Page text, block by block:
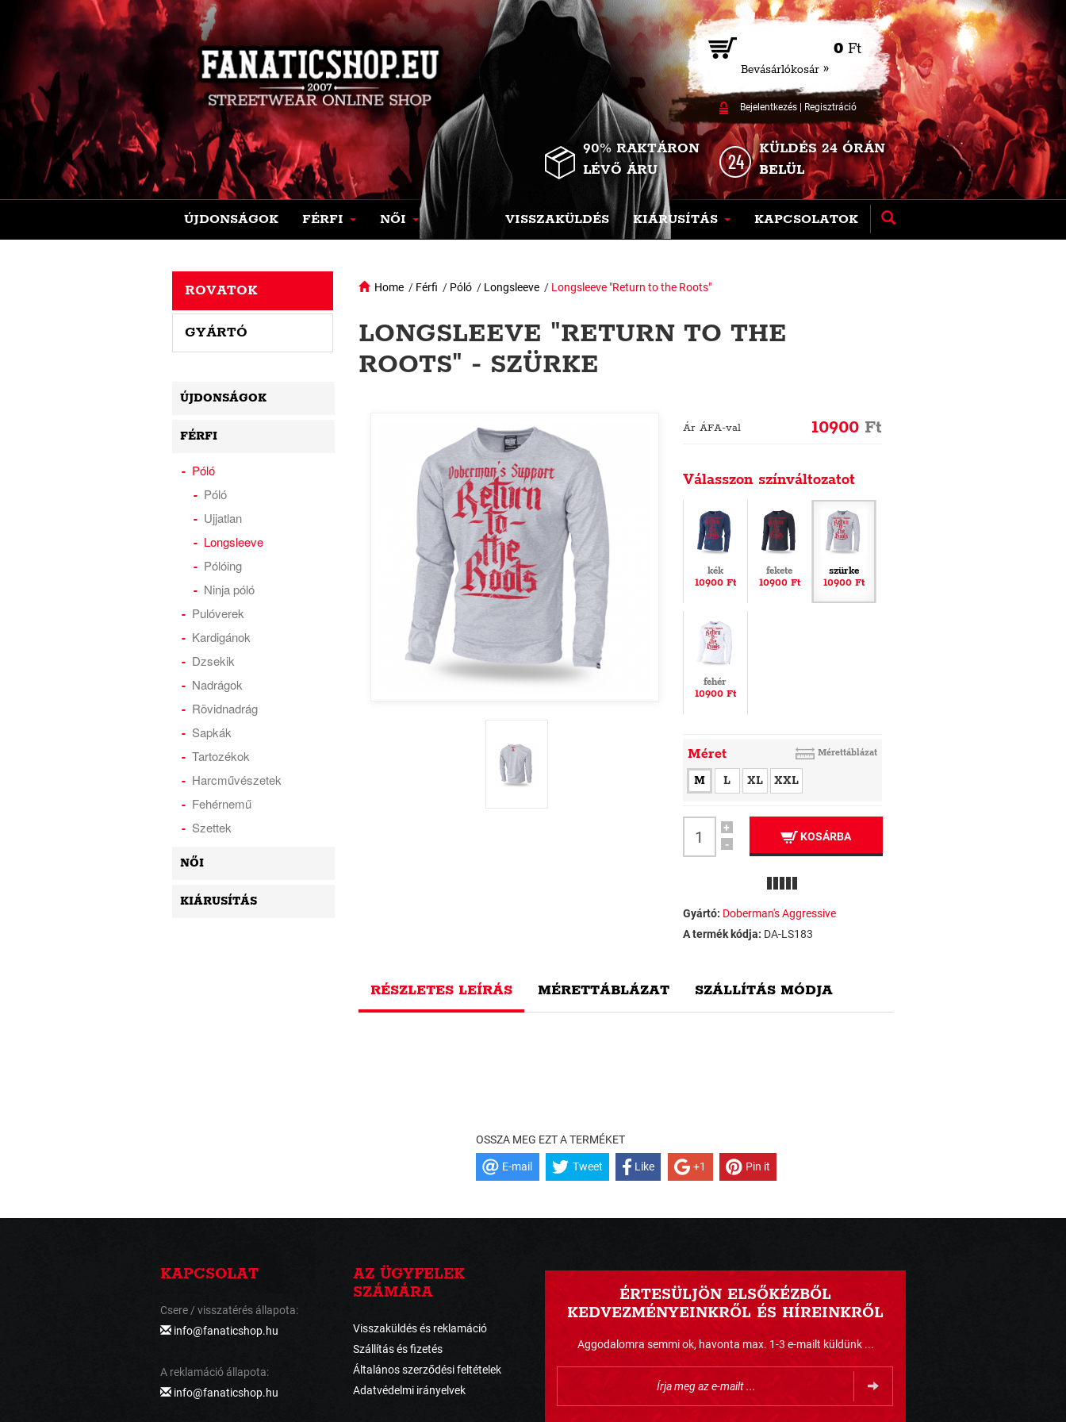
0 Ft
Bevásárlókosár »
Bejelentkezés| Regisztráció
90% RAKTÁRON
LÉVŐ ÁRU
KÜLDÉS 24 ÓRÁN
BELÜL
ÚJDONSÁGOK FÉRFI NŐI VISSZAKÜLDÉS KIÁRUSÍTÁS KAPCSOLATOK
Home / Férfi / Póló / Longsleeve / Longsleeve "Return to the Roots"
LONGSLEEVE "RETURN TO THE
ROOTS" - SZÜRKE
Ár ÁFA-val 10900 Ft
Válasszon színváltozatot
kék
10900 Ft
fekete
10900 Ft
szürke
10900 Ft
fehér
10900 Ft
Méret Mérettáblázat
M L XL XXL
+
-
KOSÁRBA
Gyártó: Doberman's Aggressive
A termék kódja: DA-LS183
RÉSZLETES LEÍRÁS MÉRETTÁBLÁZAT SZÁLLÍTÁS MÓDJA
OSSZA MEG EZT A TERMÉKET
E-mail Tweet Like +1 Pin it
ROVATOK
GYÁRTÓ
ÚJDONSÁGOK
FÉRFI
Póló
Póló
Ujjatlan
Longsleeve
Pólóing
Ninja póló
Pulóverek
Kardigánok
Dzsekik
Nadrágok
Rövidnadrág
Sapkák
Tartozékok
Harcművészetek
Fehérnemű
Szettek
NŐI
KIÁRUSÍTÁS
KAPCSOLAT
Csere / visszatérés állapota:
info@fanaticshop.hu
A reklamáció állapota:
info@fanaticshop.hu
AZ ÜGYFELEK
SZÁMÁRA
Visszaküldés és reklamáció
Szállítás és fizetés
Általános szerződési feltételek
Adatvédelmi irányelvek
ÉRTESÜLJÖN ELSŐKÉZBŐL
KEDVEZMÉNYEINKRŐL ÉS HÍREINKRŐL
Aggodalomra semmi ok, havonta max. 1-3 e-mailt küldünk ...